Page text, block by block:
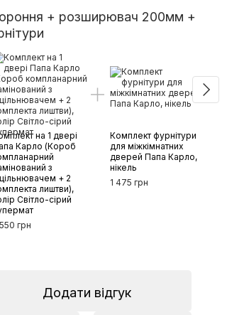
+ розширювач 200мм +
на 1 двері
Карло (Короб
з
+ 2
лиштви),
Світло-сірий
грн
Комплект фурнітури
для міжкімнатних
дверей Папа Карло,
нікель
1 475 грн
Додати відгук